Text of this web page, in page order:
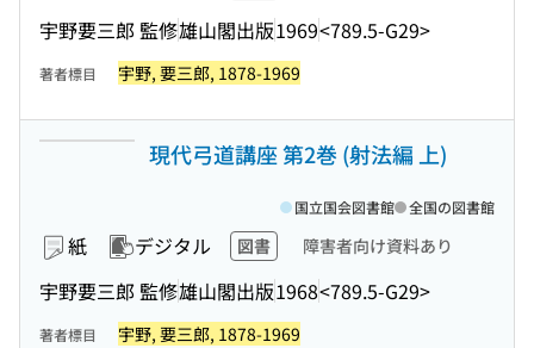
宇野要三郎 監修雄山閣出版1969<789.5-G29>
著者標目 宇野, 要三郎, 1878-1969
現代弓道講座 第2巻 (射法編 上)
紙 デジタル 図書 障害者向け資料あり
宇野要三郎 監修雄山閣出版1968<789.5-G29>
国立国会図書館 全国の図書館
著者標目 宇野, 要三郎, 1878-1969